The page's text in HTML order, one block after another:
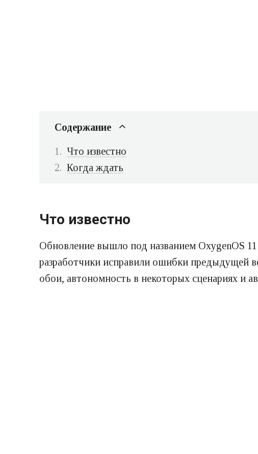
Содержание
Что известно
Когда ждать
Что известно
Обновление вышло под названием OxygenOS
разработчики исправили ошибки предыдущей
обои, автономность в некоторых сценариях и